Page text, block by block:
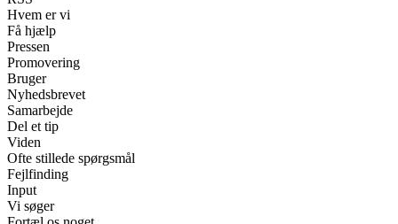
Hvem er vi
Få hjælp
Pressen
Promovering
Bruger
Nyhedsbrevet
Samarbejde
Del et tip
Viden
Ofte stillede spørgsmål
Fejlfinding
Input
Vi søger